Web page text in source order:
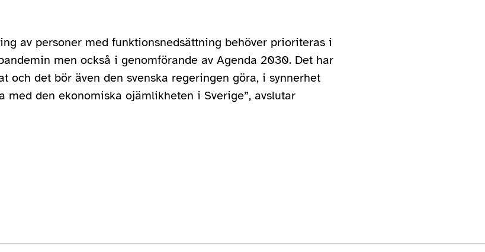
av personer med funktionsnedsättning behöver prioriteras i
men också i genomförande av Agenda 2030. Det har
och det bör även den svenska regeringen göra, i synnerhet
den ekonomiska ojämlikheten i Sverige”, avslutar